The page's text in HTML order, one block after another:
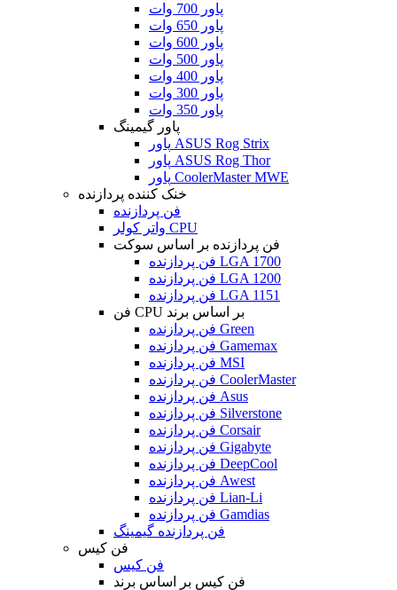
پاور 700 وات
پاور 650 وات
پاور 600 وات
پاور 500 وات
پاور 400 وات
پاور 300 وات
پاور 350 وات
پاور گیمینگ
پاور ASUS Rog Strix
پاور ASUS Rog Thor
پاور CoolerMaster MWE
خنک کننده پردازنده
فن پردازنده
واتر کولر CPU
فن پردازنده بر اساس سوکت
فن پردازنده LGA 1700
فن پردازنده LGA 1200
فن پردازنده LGA 1151
فن CPU بر اساس برند
فن پردازنده Green
فن پردازنده Gamemax
فن پردازنده MSI
فن پردازنده CoolerMaster
فن پردازنده Asus
فن پردازنده Silverstone
فن پردازنده Corsair
فن پردازنده Gigabyte
فن پردازنده DeepCool
فن پردازنده Awest
فن پردازنده Lian-Li
فن پردازنده Gamdias
فن پردازنده گیمینگ
فن کیس
فن کیس
فن کیس بر اساس برند